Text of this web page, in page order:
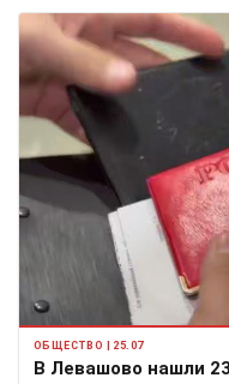
ОБЩЕСТВО | 25.07
В Левашово нашли